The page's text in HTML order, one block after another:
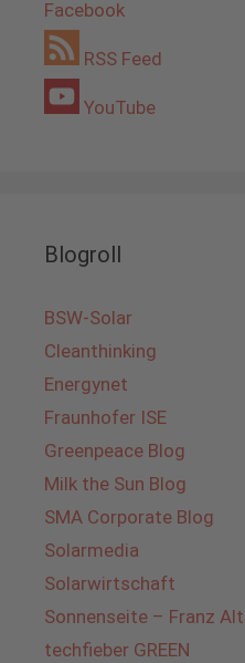
Facebook
RSS Feed
YouTube
Blogroll
BSW-Solar
Cleanthinking
Energynet
Fraunhofer ISE
Greenpeace Blog
Milk the Sun Blog
SMA Corporate Blog
Solarmedia
Solarwirtschaft
Sonnenseite – Franz Alt
techfieber GREEN